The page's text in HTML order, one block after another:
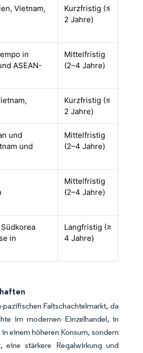
Vietnam,
Kurzfristig (≤
2 Jahre)
in
ASEAN-
Mittelfristig
(2–4 Jahre)
Kurzfristig (≤
2 Jahre)
und
und
Mittelfristig
(2–4 Jahre)
Mittelfristig
(2–4 Jahre)
in
Langfristig (≥
4 Jahre)
Faltschachtelmarkt, da
im modernen Einzelhandel, in
einem höheren Konsum, sondern
stärkere Regalwirkung und